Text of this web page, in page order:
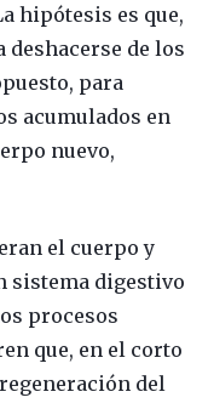
hipótesis es que,
deshacerse de los
para
acumulados en
nuevo,
el cuerpo y
sistema digestivo
procesos
que, en el corto
del